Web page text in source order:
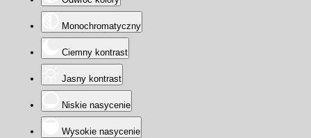
Monochromatyczny
Ciemny kontrast
Jasny kontrast
Niskie nasycenie
Wysokie nasycenie